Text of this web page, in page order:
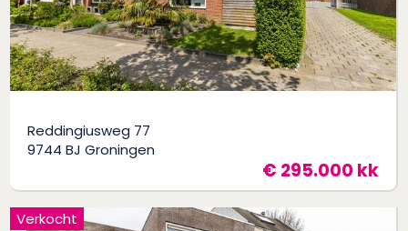
Reddingiusweg 77
9744 BJ Groningen
€ 295.000 kk
Verkocht